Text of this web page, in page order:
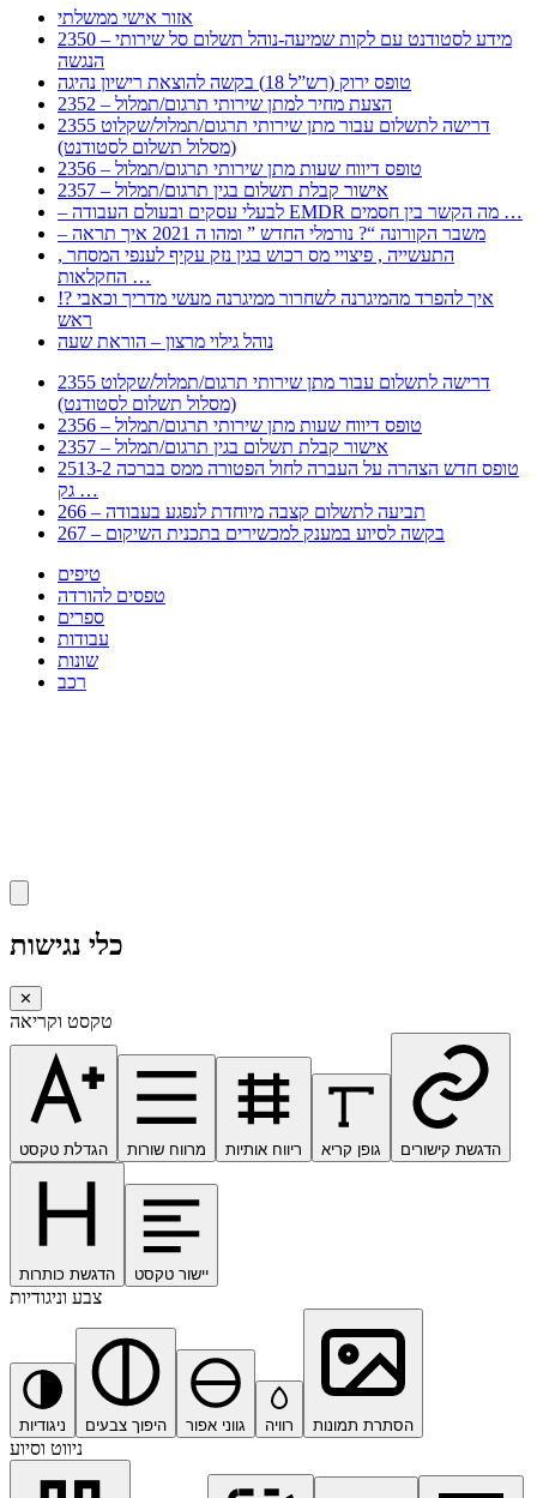
אזור אישי ממשלתי
2350 – מידע לסטודנט עם לקות שמיעה-נוהל תשלום סל שירותי
הנגשה
טופס ירוק (רש”ל 18) בקשה להוצאת רישיון נהיגה
2352 – הצעת מחיר למתן שירותי תרגום/תמלול
2355 דרישה לתשלום עבור מתן שירותי תרגום/תמלול/שקלוט
(מסלול תשלום לסטודנט)
2356 – טופס דיווח שעות מתן שירותי תרגום/תמלול
2357 – אישור קבלת תשלום בגין תרגום/תמלול
– לבעלי עסקים ובעולם העבודה EMDR מה הקשר בין חסמים …
– משבר הקורונה “? נורמלי החדש ” ומהו ה 2021 איך תראה
, התעשייה , פיצויי מס רכוש בגין נזק עקיף לענפי המסחר
החקלאות …
!? איך להפרד מהמיגרנה לשחרור ממיגרנה מעשי מדריך וכאבי
ראש
נוהל גילוי מרצון – הוראת שעה
2355 דרישה לתשלום עבור מתן שירותי תרגום/תמלול/שקלוט
(מסלול תשלום לסטודנט)
2356 – טופס דיווח שעות מתן שירותי תרגום/תמלול
2357 – אישור קבלת תשלום בגין תרגום/תמלול
2513-2 טופס חדש הצהרה על העברה לחול הפטורה ממס בברכה
גק …
266 – תביעה לתשלום קצבה מיוחדת לנפגע בעבודה
267 – בקשה לסיוע במענק למכשירים בתכנית השיקום
טיפים
טפסים להורדה
ספרים
עבודות
שונות
רכב
כלי נגישות
✕
טקסט וקריאה
הגדלת טקסט מרווח שורות ריווח אותיות גופן קריא הדגשת קישורים
הדגשת כותרות יישור טקסט
צבע וניגודיות
ניגודיות היפוך צבעים גווני אפור רוויה הסתרת תמונות
ניווט וסיוע